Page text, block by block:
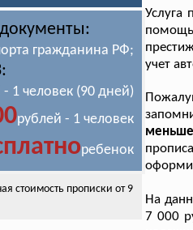
гражданина РФ;
- 1 человек (90 дней)
рублей - 1 человек
ребенок
стоимость прописки от 9
Услуга
учет
На
7 000